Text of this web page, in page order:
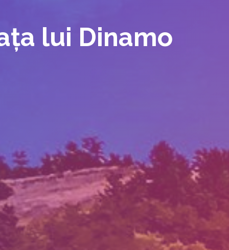
lui Dinamo